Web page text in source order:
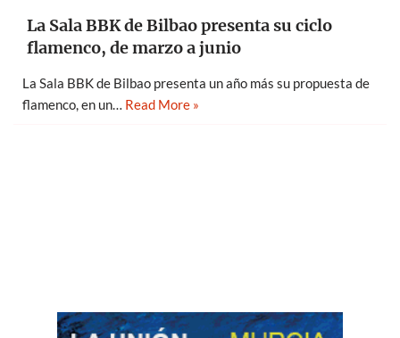
La Sala BBK de Bilbao presenta su ciclo
flamenco, de marzo a junio
La Sala BBK de Bilbao presenta un año más su propuesta de
flamenco, en un… Read More »